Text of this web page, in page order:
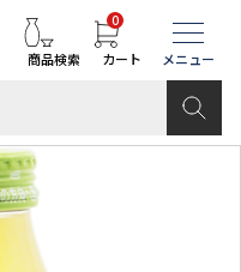
商品検索 カート
0